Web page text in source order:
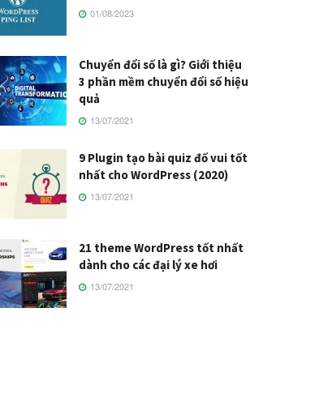
01/08/2023
Chuyển đổi số là gì? Giới thiệu
3 phần mềm chuyển đổi số hiệu
quả
13/07/2021
9 Plugin tạo bài quiz đố vui tốt
nhất cho WordPress (2020)
13/07/2021
21 theme WordPress tốt nhất
dành cho các đại lý xe hơi
13/07/2021